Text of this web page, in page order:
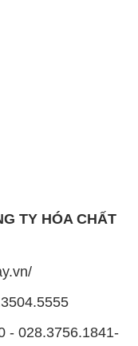
TY HÓA CHẤT
- 028.3756.1841-